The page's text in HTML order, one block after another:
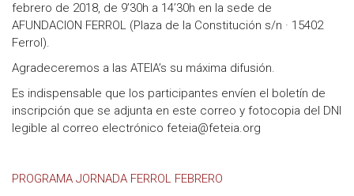
febrero de 2018, de 9’30h a 14’30h en la sede de
AFUNDACION FERROL (Plaza de la Constitución s/n · 15402
Ferrol).
Agradeceremos a las ATEIA’s su máxima difusión.
Es indispensable que los participantes envíen el boletín de
inscripción que se adjunta en este correo y fotocopia del DNI
legible al correo electrónico feteia@feteia.org
PROGRAMA JORNADA FERROL FEBRERO